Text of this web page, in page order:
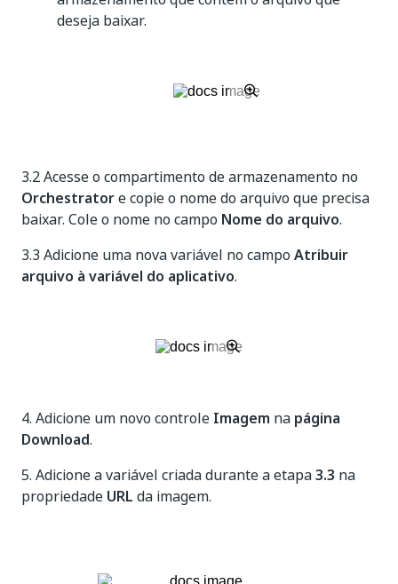
deseja baixar.
3.2 Acesse o compartimento de armazenamento no
Orchestratore copie o nome do arquivo que precisa
baixar. Cole o nome no campo Nome do arquivo.
3.3 Adicione uma nova variável no campo Atribuir
arquivo à variável do aplicativo.
4. Adicione um novo controle Imagem na página
Download.
5. Adicione a variável criada durante a etapa3.3 na
propriedade URL da imagem.